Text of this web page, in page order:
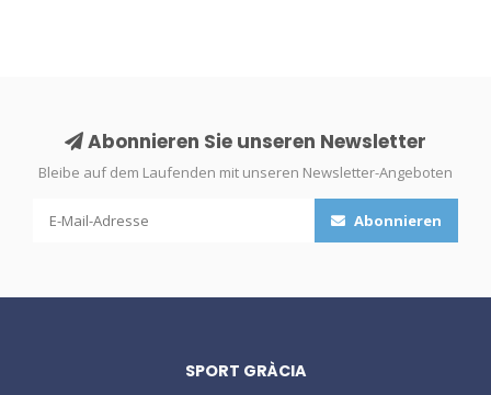
Abonnieren Sie unseren Newsletter
Bleibe auf dem Laufenden mit unseren Newsletter-Angeboten
Abonnieren
SPORT GRÀCIA